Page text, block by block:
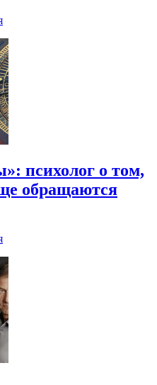
психолог о том,
обращаются